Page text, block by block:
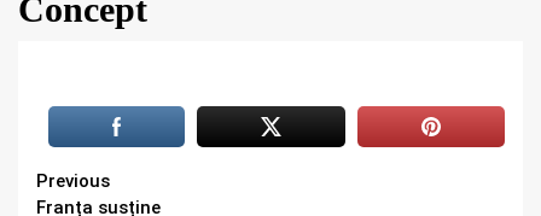
Concept
Continue
Previous
Franța susține